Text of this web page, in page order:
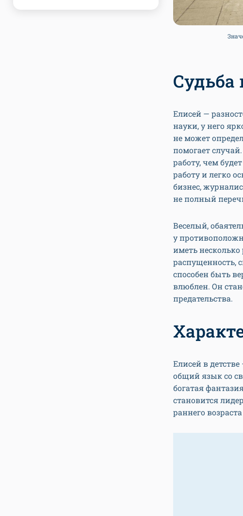
Судьба
Елисей —
науки, у него
не может
помогает
работу, чем
работу и легко
бизнес,
не полный
Веселый,
у
иметь
распущенность,
способен быть
влюблен. Он
предательства.
Елисей в
общий язык со
богатая
становится
раннего